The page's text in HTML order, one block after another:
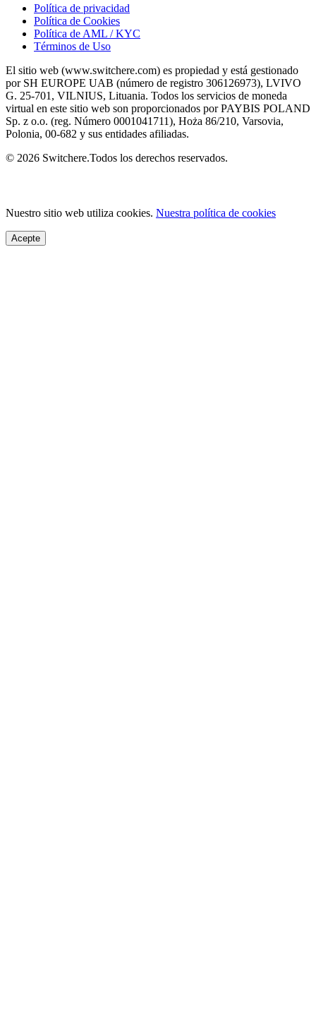
Política de privacidad
Política de Cookies
Política de AML / KYC
Términos de Uso
El sitio web (www.switchere.com) es propiedad y está gestionado
por SH EUROPE UAB (número de registro 306126973), LVIVO
G. 25-701, VILNIUS, Lituania. Todos los servicios de moneda
virtual en este sitio web son proporcionados por PAYBIS POLAND
Sp. z o.o. (reg. Número 0001041711), Hoża 86/210, Varsovia,
Polonia, 00-682 y sus entidades afiliadas.
© 2026 Switchere.Todos los derechos reservados.
Nuestro sitio web utiliza cookies. Nuestra política de cookies
Acepte